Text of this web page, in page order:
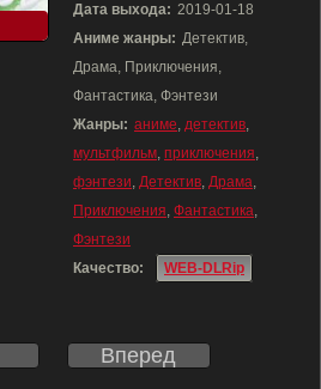
Дата выхода: 2019-01-18
Аниме жанры: Детектив,
Драма, Приключения,
Фантастика, Фэнтези
Жанры: аниме, детектив,
мультфильм, приключения,
фэнтези, Детектив, Драма,
Приключения, Фантастика,
Фэнтези
Качество:
WEB-DLRip
Вперед